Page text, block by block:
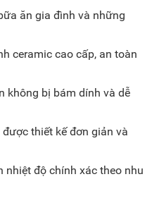
ăn gia đình và những
ceramic cao cấp, an toàn
không bị bám dính và dễ
thiết kế đơn giản và
nhiệt độ chính xác theo nhu